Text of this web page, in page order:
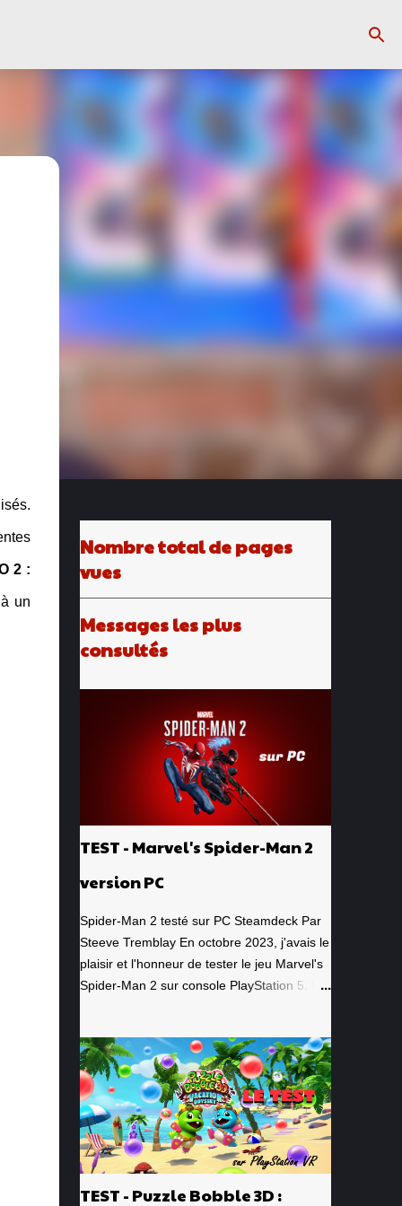
2 :
un
Nombre total de pages
vues
Messages les plus
consultés
TEST - Marvel's Spider-Man 2
version PC
Spider-Man 2 testé sur PC Steamdeck Par
Steeve Tremblay En octobre 2023, j'avais le
plaisir et l'honneur de tester le jeu Marvel's
Spider-Man 2 sur console PlayStation 5. Un
épique. À quel point j'avais apprécié mon
expérience? Je lui avais donné la
spectaculaire note de 10/10. Pour revoir
mon test, c'est par ici . Lorsque PlayStation
Canada nous a contacté il y a deux
semaines pour faire le test de la version PC,
me suis tout de suite dit : Ça serait génial
TEST - Puzzle Bobble 3D :